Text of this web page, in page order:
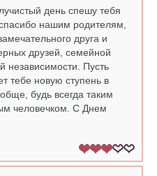
день спешу тебя
нашим родителям,
друга и
друзей, семейной
независимости. Пусть
тебе новую ступень в
будь всегда таким
человечком. С Днем